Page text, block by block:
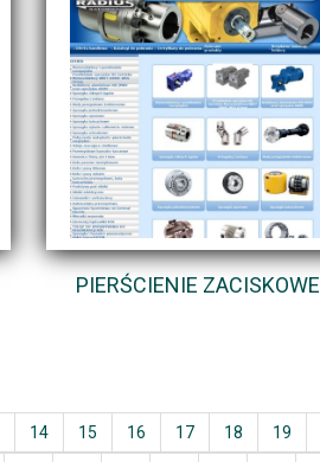
PIERŚCIENIE ZACISKOWE
14 15 16 17 18 19